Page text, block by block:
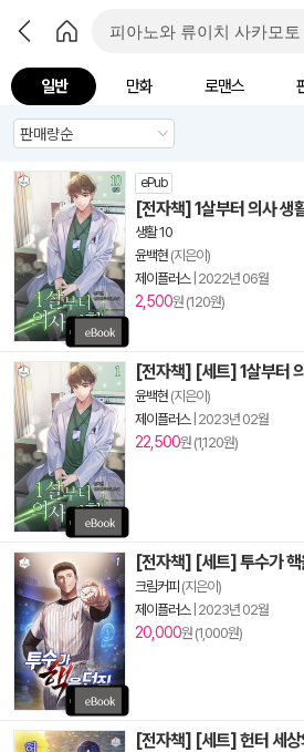
일반 만화 로맨스
ePub
[전자책] 1살부터 의사 생
생활 10
윤백현 (지은이)
제이플러스| 2022년 06월
2,500원 (120원)
[전자책] [세트] 1살부터
윤백현 (지은이)
제이플러스| 2023년 02월
22,500원 (1,120원)
[전자책] [세트] 투수가
크림커피 (지은이)
제이플러스| 2023년 02월
20,000원 (1,000원)
[전자책] [세트] 헌터 세